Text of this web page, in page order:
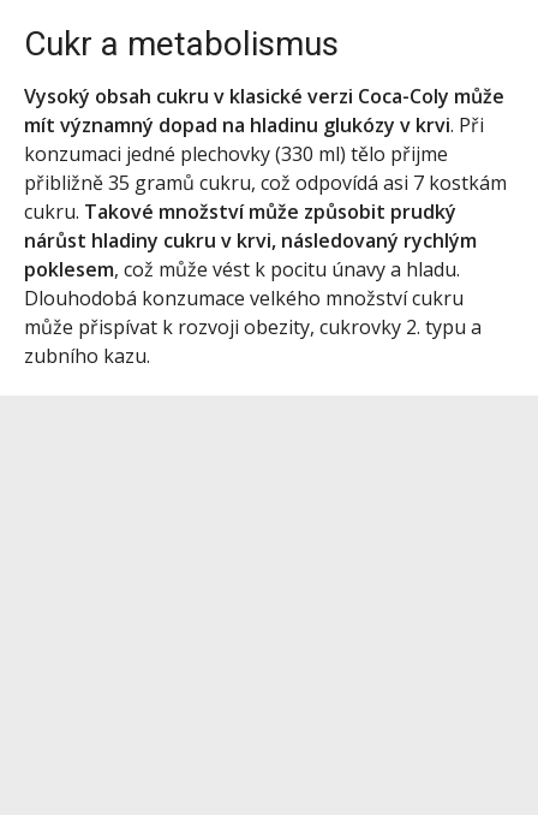
Cukr a metabolismus
Vysoký obsah cukru v klasické verzi Coca-Coly může
mít významný dopad na hladinu glukózy v krvi. Při
konzumaci jedné plechovky (330 ml) tělo přijme
přibližně 35 gramů cukru, což odpovídá asi 7 kostkám
cukru. Takové množství může způsobit prudký
nárůst hladiny cukru v krvi, následovaný rychlým
poklesem, což může vést k pocitu únavy a hladu.
Dlouhodobá konzumace velkého množství cukru
může přispívat k rozvoji obezity, cukrovky 2. typu a
zubního kazu.